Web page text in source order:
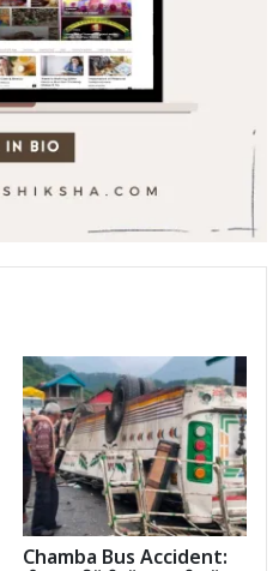
Chamba Bus Accident: